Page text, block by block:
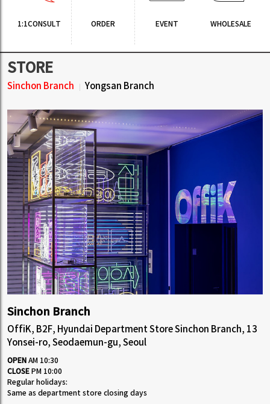
1:1CONSULT ORDER EVENT WHOLESALE
STORE
Sinchon Branch Yongsan Branch
Sinchon Branch
OffiK, B2F, Hyundai Department Store Sinchon Branch, 13
Yonsei-ro, Seodaemun-gu, Seoul
OPEN AM 10:30
CLOSE PM 10:00
Regular holidays:
Same as department store closing days